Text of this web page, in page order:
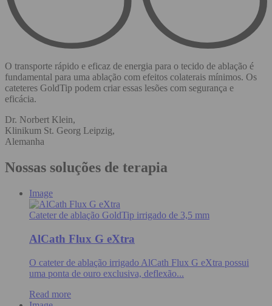
O transporte rápido e eficaz de energia para o tecido de ablação é
fundamental para uma ablação com efeitos colaterais mínimos. Os
cateteres GoldTip podem criar essas lesões com segurança e
eficácia.
Dr. Norbert Klein,
Klinikum St. Georg Leipzig,
Alemanha
Nossas soluções de terapia
Image
Cateter de ablação GoldTip irrigado de 3,5 mm
AlCath Flux G eXtra
O cateter de ablação irrigado AlCath Flux G eXtra possui
uma ponta de ouro exclusiva, deflexão...
Read more